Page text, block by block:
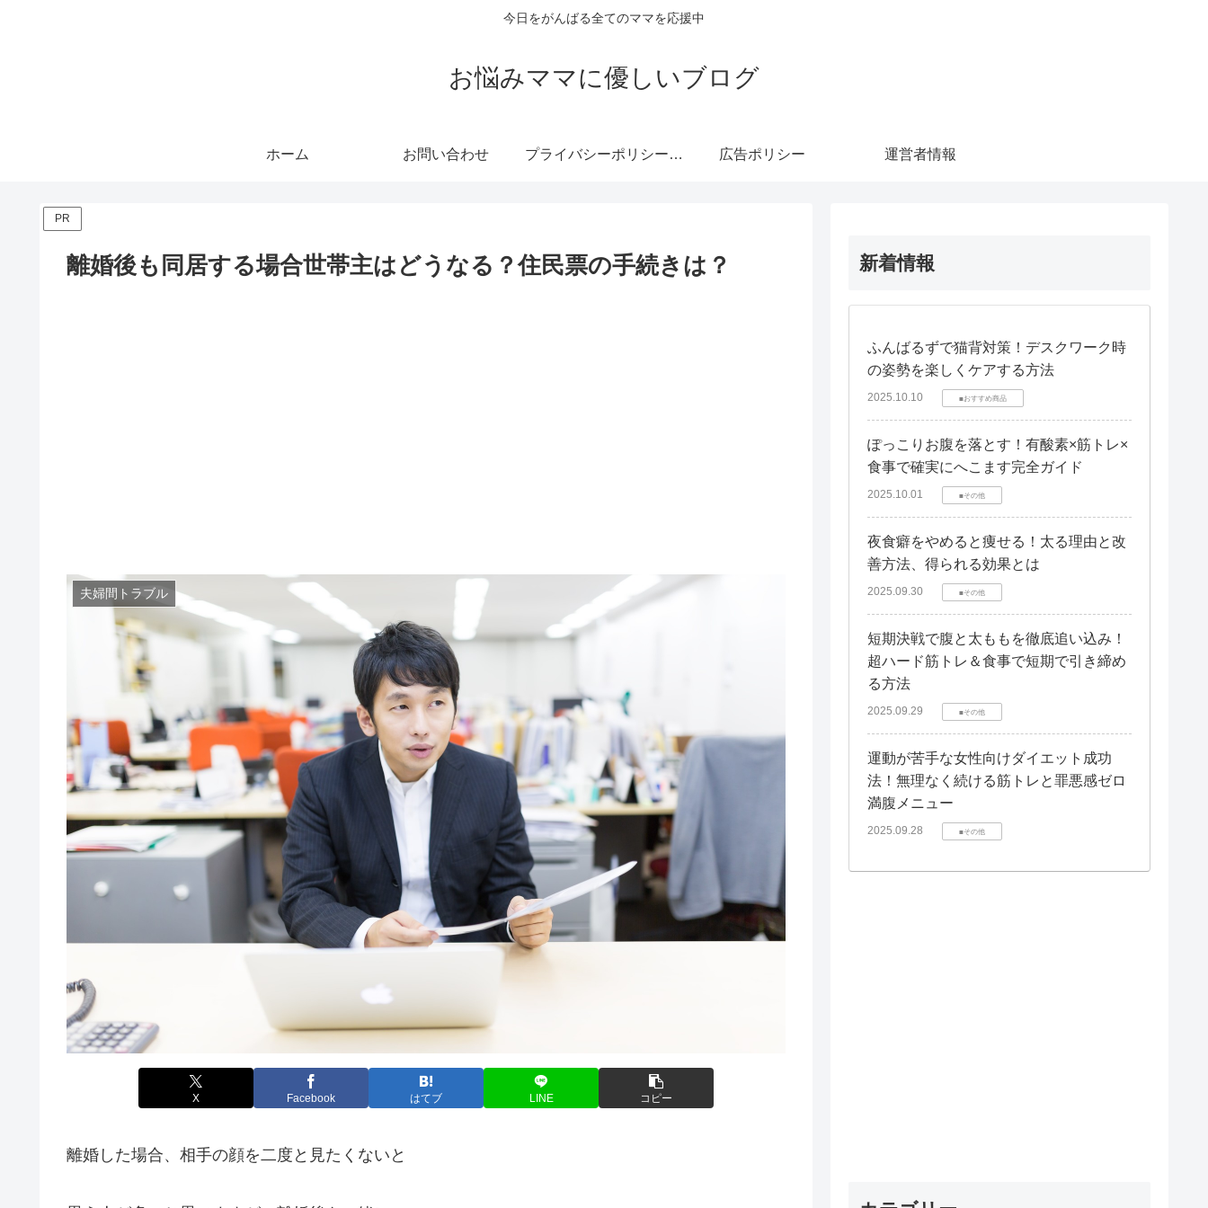
今日をがんばる全てのママを応援中
お悩みママに優しいブログ
ホーム お問い合わせ プライバシーポリシー・免責事項 広告ポリシー 運営者情報
PR
離婚後も同居する場合世帯主はどうなる？住民票の手続きは？
夫婦間トラブル
X Facebook はてブ LINE コピー
離婚した場合、相手の顔を二度と見たくないと
新着情報
ふんばるずで猫背対策！デスクワーク時
の姿勢を楽しくケアする方法
2025.10.10 ■おすすめ商品
ぽっこりお腹を落とす！有酸素×筋トレ×
食事で確実にへこます完全ガイド
2025.10.01 ■その他
夜食癖をやめると痩せる！太る理由と改
善方法、得られる効果とは
2025.09.30 ■その他
短期決戦で腹と太ももを徹底追い込み！
超ハード筋トレ＆食事で短期で引き締め
る方法
2025.09.29 ■その他
運動が苦手な女性向けダイエット成功
法！無理なく続ける筋トレと罪悪感ゼロ
満腹メニュー
2025.09.28 ■その他